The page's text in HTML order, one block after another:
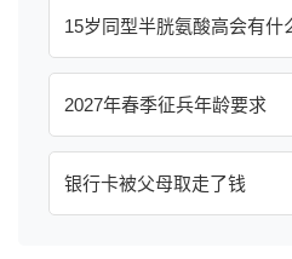
15岁同型半胱氨酸高会有什
2027年春季征兵年龄要求
银行卡被父母取走了钱